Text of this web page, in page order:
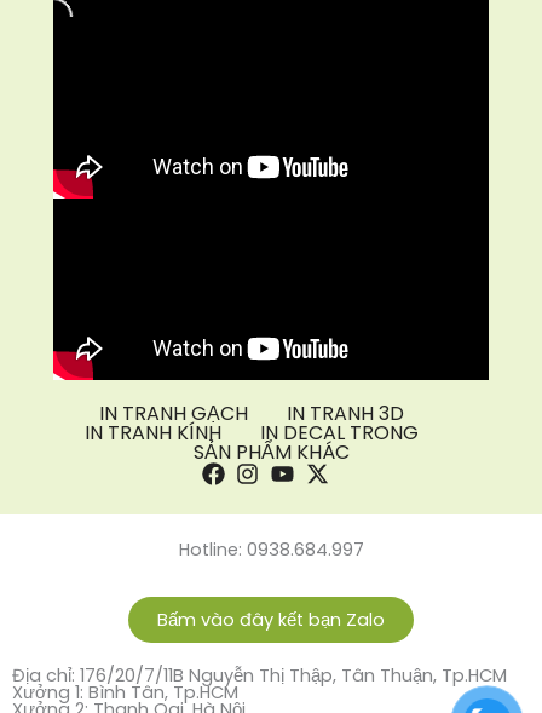
IN TRANH GẠCH IN TRANH 3D
IN TRANH KÍNH IN DECAL TRONG
SẢN PHẨM KHÁC
Hotline: 0938.684.997
Bấm vào đây kết bạn Zalo
Địa chỉ: 176/20/7/11B Nguyễn Thị Thập, Tân Thuận, Tp.HCM
Xưởng 1: Bình Tân, Tp.HCM